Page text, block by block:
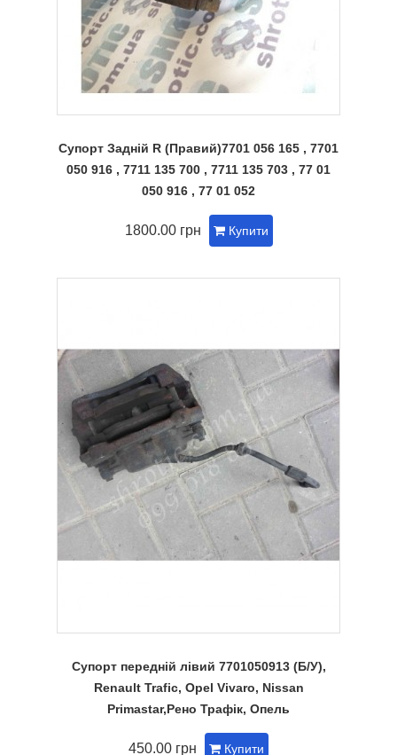
Супорт Задній R (Правий)7701 056 165 , 7701
050 916 , 7711 135 700 , 7711 135 703 , 77 01
050 916 , 77 01 052
1800.00 грн Купити
Супорт передній лівий 7701050913 (Б/У),
Renault Trafic, Opel Vivaro, Nissan
Primastar,Рено Трафік, Опель
450.00 грн Купити